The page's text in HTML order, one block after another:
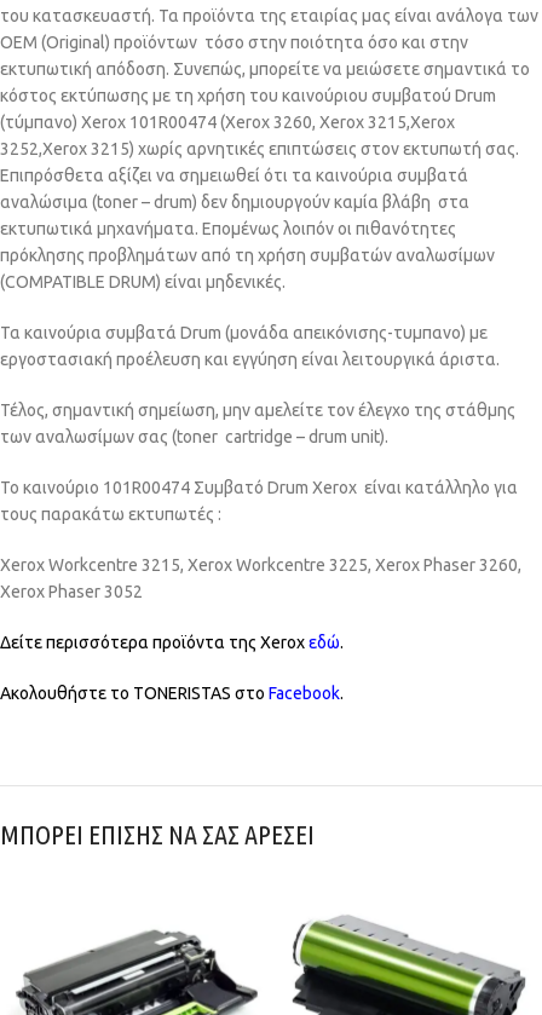
του κατασκευαστή. Τα προϊόντα της εταιρίας μας είναι ανάλογα των
OEM (Original) προϊόντων τόσο στην ποιότητα όσο και στην
εκτυπωτική απόδοση. Συνεπώς, μπορείτε να μειώσετε σημαντικά το
κόστος εκτύπωσης με τη χρήση του καινούριου συμβατού Drum
(τύμπανο) Xerox 101R00474 (Xerox 3260, Xerox 3215,Xerox
3252,Xerox 3215) χωρίς αρνητικές επιπτώσεις στον εκτυπωτή σας.
Επιπρόσθετα αξίζει να σημειωθεί ότι τα καινούρια συμβατά
αναλώσιμα (toner – drum) δεν δημιουργούν καμία βλάβη στα
εκτυπωτικά μηχανήματα. Επομένως λοιπόν οι πιθανότητες
πρόκλησης προβλημάτων από τη χρήση συμβατών αναλωσίμων
(COMPATIBLE DRUM) είναι μηδενικές.
Τα καινούρια συμβατά Drum (μονάδα απεικόνισης-τυμπανο) με
εργοστασιακή προέλευση και εγγύηση είναι λειτουργικά άριστα.
Τέλος, σημαντική σημείωση, μην αμελείτε τον έλεγχο της στάθμης
των αναλωσίμων σας (toner cartridge – drum unit).
Το καινούριο 101R00474 Συμβατό Drum Xerox είναι κατάλληλο για
τους παρακάτω εκτυπωτές :
Xerox Workcentre 3215, Xerox Workcentre 3225, Xerox Phaser 3260,
Xerox Phaser 3052
Δείτε περισσότερα προϊόντα της Xeroxεδώ.
Ακολουθήστε το TONERISTAS στο Facebook.
ΜΠΟΡΕΙ ΕΠΙΣΗΣ ΝΑ ΣΑΣ ΑΡΕΣΕΙ